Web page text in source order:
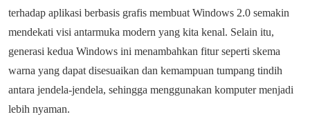
terhadap aplikasi berbasis grafis membuat Windows 2.0 semakin
mendekati visi antarmuka modern yang kita kenal. Selain itu,
generasi kedua Windows ini menambahkan fitur seperti skema
warna yang dapat disesuaikan dan kemampuan tumpang tindih
antara jendela-jendela, sehingga menggunakan komputer menjadi
lebih nyaman.